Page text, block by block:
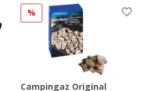
%
Campingaz Original